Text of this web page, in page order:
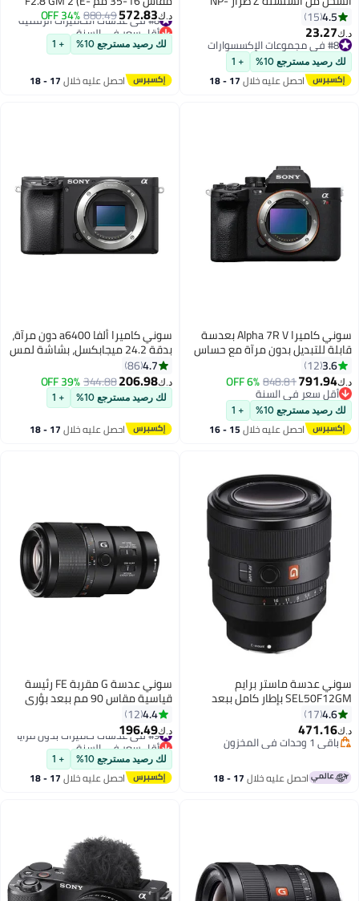
FZ100 أسود
4.5
15
د.ك‏23.27
#8 في مجموعات الإكسسوارات
#8 في مجموعات الإكسسوارات
لك رصيد مسترجع 10% + 1
احصل عليه خلال 17 - 18
Mount)
د.ك‏572.83
880.49
34% OFF #8 في عدسات الكاميرات الرقمية
أقل سعر في السنة
#8 في عدسات الكاميرات الرقمية
لك رصيد مسترجع 10% + 1
احصل عليه خلال 17 - 18
سوني كاميرا Alpha 7R V بعدسة
قابلة للتبديل بدون مرآة مع حساس
61.0 ميجابكسل
3.6
12
د.ك‏791.94
848.81
6% OFF
أقل سعر في السنة
أقل سعر في السنة
لك رصيد مسترجع 10% + 1
احصل عليه خلال 15 - 16
سوني كاميرا ألفا a6400 دون مرآة،
بدقة 24.2 ميجابكسل، بشاشة لمس
قابلة للإمالة وتقنية واي فاي
مدمجة، لون أسود
4.7
86
د.ك‏206.98
344.88
39% OFF
لك رصيد مسترجع 10% + 1
احصل عليه خلال 17 - 18
سوني عدسة ماستر برايم
SEL50F12GM بإطار كامل ببعد
ماستر برايم
4.6
17
د.ك‏471.16
باقي 1 وحدات في المخزون
باقي 1 وحدات في المخزون
احصل عليه خلال 17 - 18
سوني عدسة G مقربة FE رئيسة
قياسية مقاس 90 مم ببعد بؤري
من دون مرآة أسود
4.4
12
د.ك‏196.49
#9 في عدسات كاميرات بدون مرايا
أقل سعر في السنة
#9 في عدسات كاميرات بدون مرايا
لك رصيد مسترجع 10% + 1
احصل عليه خلال 17 - 18